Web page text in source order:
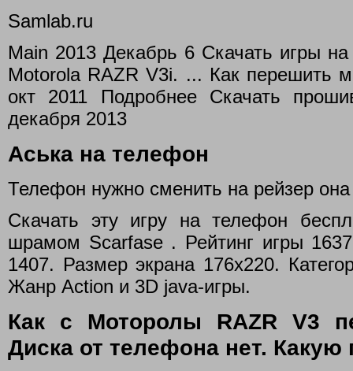
Samlab.ru
Main 2013 Декабрь 6 Скачать игры
Motorola RAZR V3i. ... Как перешить
окт 2011 Подробнее Скачать
декабря 2013
Аська на телефон
Телефон нужно сменить на рейзер она
Скачать эту игру на телефон
шрамом Scarfase . Рейтинг игры
1407. Размер экрана 176x220.
Жанр Action и 3D java-игры.
Как с Моторолы RAZR V3
Диска от телефона нет. Какую